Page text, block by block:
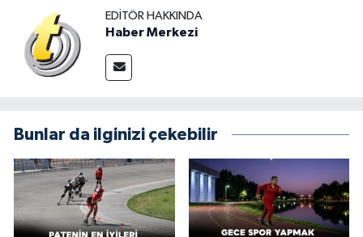
EDITÖR HAKKINDA
Haber Merkezi
Bunlar da ilginizi çekebilir